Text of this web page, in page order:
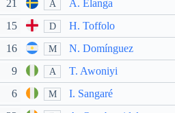
21 A A. Elanga
15 D H. Toffolo
16 M N. Domínguez
9 A T. Awoniyi
6 M
I. Sangaré